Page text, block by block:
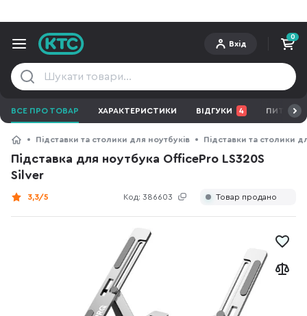
Вхід
0
ВСЕ ПРО ТОВАР ХАРАКТЕРИСТИКИ ВІДГУКИ 4 ПИТАННЯ
Підставки та столики для ноутбуків Підставки та столики
Підставка для ноутбука OfficePro LS320S
Silver
Код: 386603
3,3/5 Товар продано